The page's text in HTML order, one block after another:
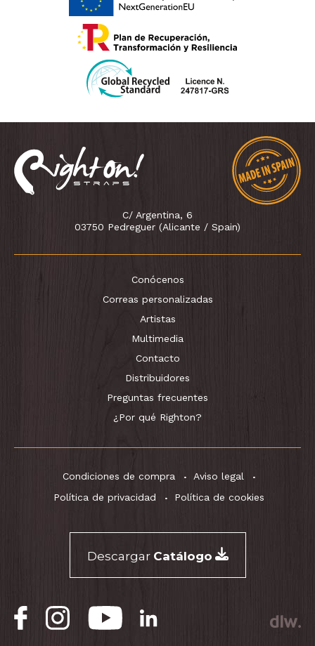
C/ Argentina, 6
03750 Pedreguer (Alicante / Spain)
Conócenos
Correas personalizadas
Artistas
Multimedia
Contacto
Distribuidores
Preguntas frecuentes
¿Por qué Righton?
Condiciones de compra
Aviso legal
Política de privacidad
Política de cookies
Descargar Catálogo